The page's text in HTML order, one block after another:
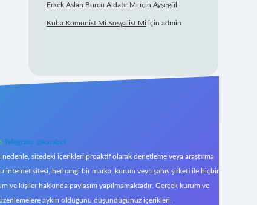
Erkek Aslan Burcu Aldatır Mı için Ayşegül
Küba Komünist Mi Sosyalist Mi için admin
Telegram: @karabul
sitedeki içerikleri proaktif olarak denetleme veya araştırma
internet sitesi, herhangi bir marka, kurum veya şahıs şirketi ile hiçbir
ve kişiler hakkında paylaşım yapılmamaktadır. Gerçek kurum ve
aykırı olduğunu düşündüğünüz içerikleri,